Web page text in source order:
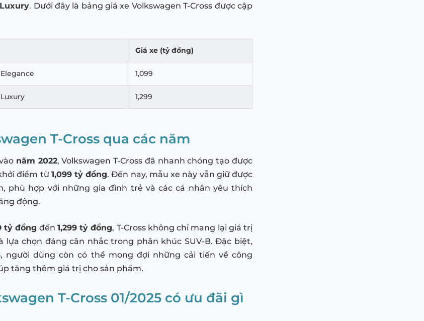
Luxury. Dưới đây là bảng giá xe Volkswagen T-Cross được cập
Giá xe (tỷ đồng)
1,099
1,299
T-Cross qua các năm
năm 2022, Volkswagen T-Cross đã nhanh chóng tạo được
điểm từ 1,099 tỷ đồng. Đến nay, mẫu xe này vẫn giữ được
phù hợp với những gia đình trẻ và các cá nhân yêu thích
động.
tỷ đồng đến 1,299 tỷ đồng, T-Cross không chỉ mang lại giá trị
lựa chọn đáng cân nhắc trong phân khúc SUV-B. Đặc biệt,
người dùng còn có thể mong đợi những cải tiến về công
tăng thêm giá trị cho sản phẩm.
T-Cross 01/2025 có ưu đãi gì